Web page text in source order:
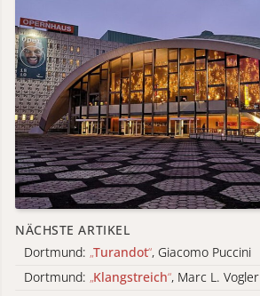
NÄCHSTE ARTIKEL
Dortmund: „Turandot“, Giacomo Puccini
Dortmund: „Klangstreich“, Marc L. Vogler